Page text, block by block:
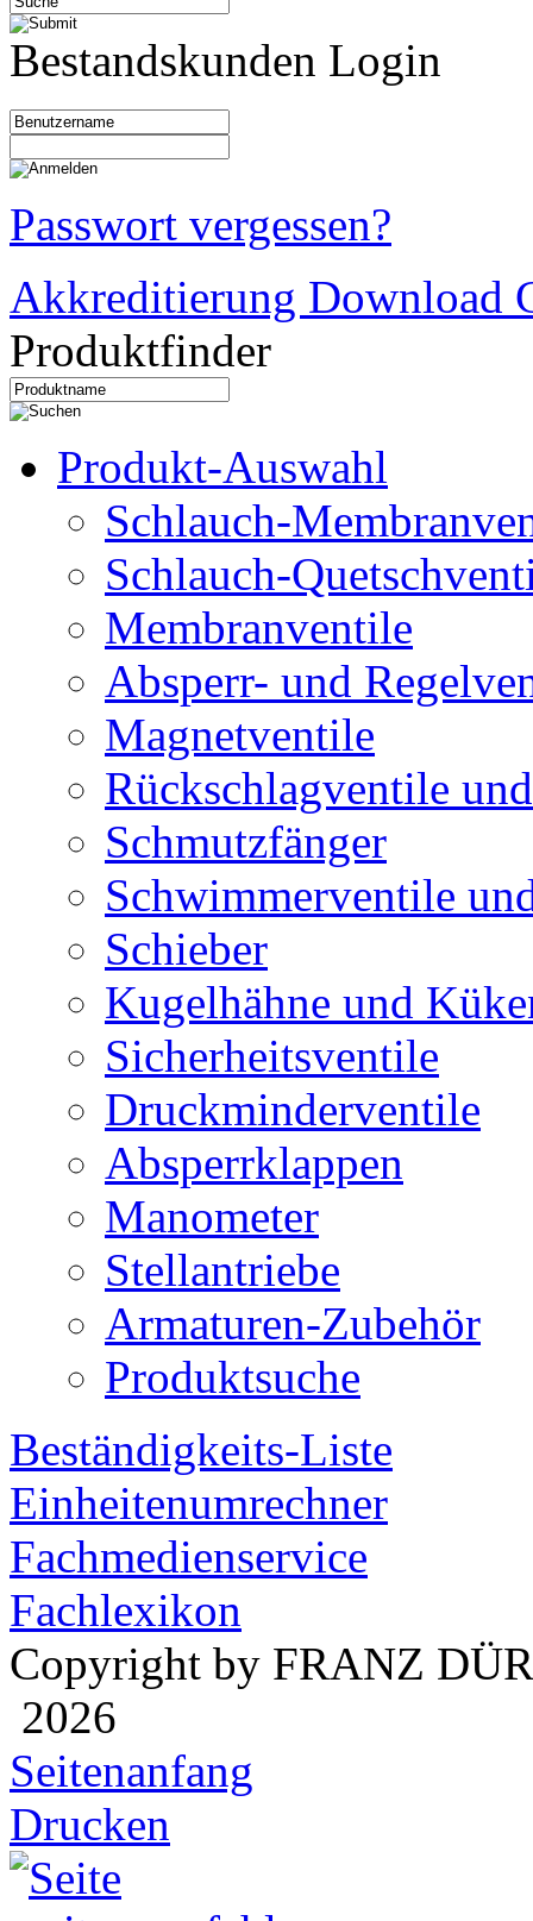
Bestandskunden Login
Passwort vergessen?
Akkreditierung Download
Produktfinder
Produkt-Auswahl
Schlauch-
Schlauch-
Membranventile
Absperr- und
Magnetventile
Rückschlagventile
Schmutzfänger
Schwimmerventile
Schieber
Kugelhähne und
Sicherheitsventile
Druckminderventile
Absperrklappen
Manometer
Stellantriebe
Armaturen-Zubehör
Produktsuche
Beständigkeits-Liste
Einheitenumrechner
Fachmedienservice
Fachlexikon
Copyright by FRANZ
2026
Seitenanfang
Drucken